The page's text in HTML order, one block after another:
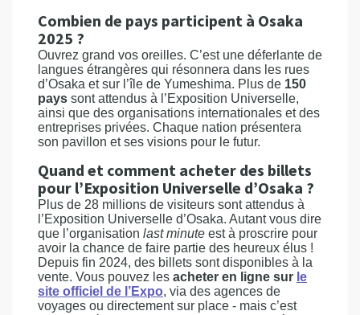
Combien de pays participent à Osaka
2025 ?
Ouvrez grand vos oreilles. C’est une déferlante de
langues étrangères qui résonnera dans les rues
d’Osaka et sur l’île de Yumeshima. Plus de 150
pays sont attendus à l’Exposition Universelle,
ainsi que des organisations internationales et des
entreprises privées. Chaque nation présentera
son pavillon et ses visions pour le futur.
Quand et comment acheter des billets
pour l’Exposition Universelle d’Osaka ?
Plus de 28 millions de visiteurs sont attendus à
l’Exposition Universelle d’Osaka. Autant vous dire
que l’organisation last minute est à proscrire pour
avoir la chance de faire partie des heureux élus !
Depuis fin 2024, des billets sont disponibles à la
vente. Vous pouvez les acheter en ligne sur le
site officiel de l’Expo, via des agences de
voyages ou directement sur place - mais c’est